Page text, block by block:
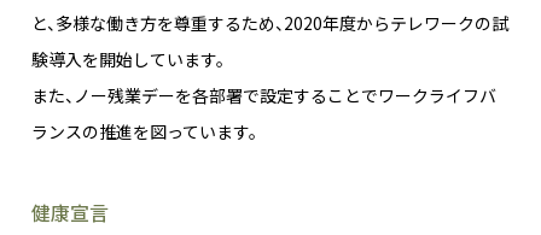
と、多様な働き方を尊重するため、2020年度からテレワークの試
験導入を開始しています。
また、ノー残業デーを各部署で設定することでワークライフバ
ランスの推進を図っています。
健康宣言